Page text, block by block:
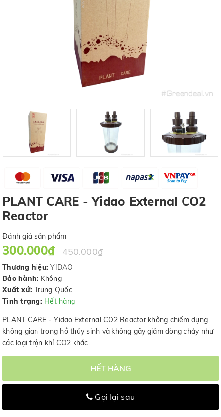
PLANT CARE - Yidao External CO2
Reactor
Đánh giá sản phẩm
300.000₫ 450.000₫
Thương hiệu: YIDAO
Bảo hành: Không
Xuất xứ: Trung Quốc
Tình trạng: Hết hàng
PLANT CARE - Yidao External CO2 Reactor không chiếm dụng
không gian trong hồ thủy sinh và không gây giảm dòng chảy như
các loại trộn khí CO2 khác.
HẾT HÀNG
Gọi lại sau